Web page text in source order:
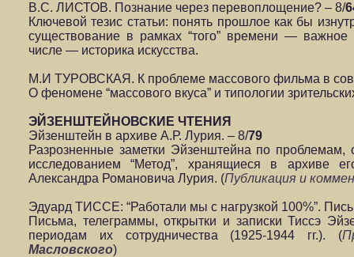
В.С. ЛИСТОВ. Познание через перевоплощение? – 8/
Ключевой тезис статьи: понять прошлое как бы
существование в рамках “того” времени —
числе — историка искусства.
М.И ТУРОВСКАЯ. К проблеме массового фильма в
О феномене “массового вкуса” и типологии
ЭЙЗЕНШТЕЙНОВСКИЕ ЧТЕНИЯ
Эйзенштейн в архиве А.Р. Лурия. – 8/79
Разрозненные заметки Эйзенштейна по
исследованием “Метод”, хранящиеся в архиве
Александра Романовича Лурия. (Публикация и
Эдуард ТИССЕ: “Работали мы с нагрузкой 100%”.
Письма, телеграммы, открытки и записки Тиссэ
периодам их сотрудничества (1925-1944 гг.). (
Масловского)